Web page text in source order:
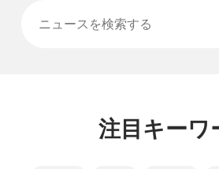
注目キーワ